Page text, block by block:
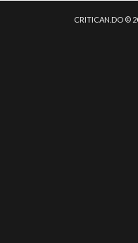
CRITICAN.DO ©